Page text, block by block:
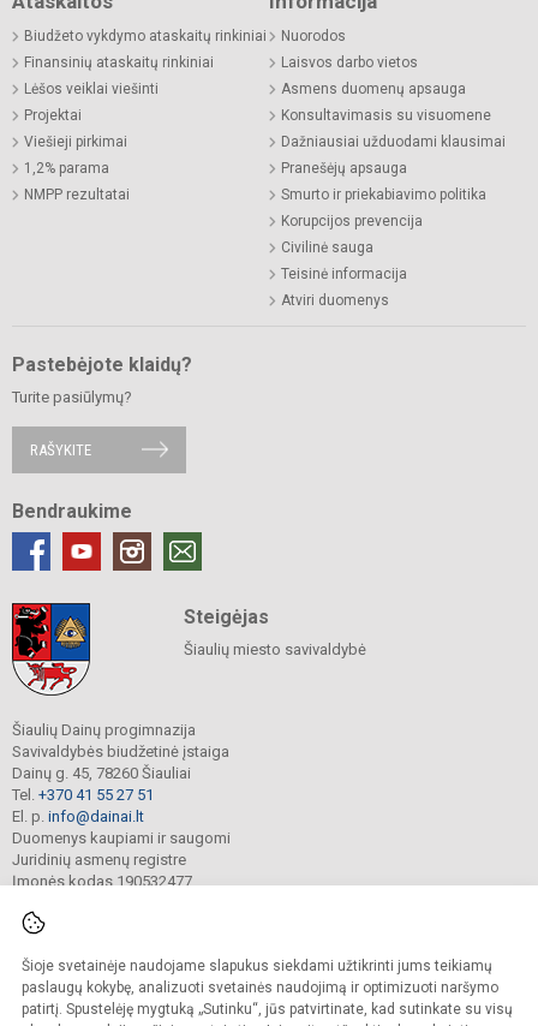
Šioje svetainėje naudojame slapukus siekdami užtikrinti jums teikiamų
paslaugų kokybę, analizuoti svetainės naudojimą ir optimizuoti naršymo
patirtį. Spustelėję mygtuką „Sutinku“, jūs patvirtinate, kad sutinkate su visų
Biudžeto vykdymo ataskaitų rinkiniai
Finansinių ataskaitų rinkiniai
Lėšos veiklai viešinti
Projektai
Viešieji pirkimai
1,2% parama
NMPP rezultatai
Nuorodos
Laisvos darbo vietos
Asmens duomenų apsauga
Konsultavimasis su visuomene
Dažniausiai užduodami klausimai
Pranešėjų apsauga
Smurto ir priekabiavimo politika
Korupcijos prevencija
Civilinė sauga
Teisinė informacija
Atviri duomenys
Pastebėjote klaidų?
Turite pasiūlymų?
RAŠYKITE
Bendraukime
Steigėjas
Šiaulių miesto savivaldybė
Šiaulių Dainų progimnazija
Savivaldybės biudžetinė įstaiga
Dainų g. 45, 78260 Šiauliai
Tel. +370 41 55 27 51
El. p. info@dainai.lt
Duomenys kaupiami ir saugomi
Juridinių asmenų registre
Įmonės kodas 190532477
© 2023. Šiaulių Dainų progimnazija. Visos teisės saugomos.
Kopijuoti turinį be raštiško gimnazijos sutikimo griežtai draudžiama.
Prieinamumo paraiška Slapukų politika